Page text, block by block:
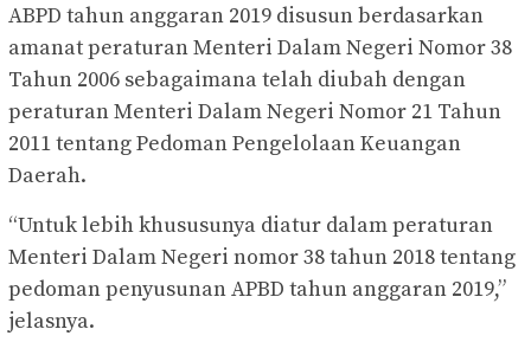
ABPD tahun anggaran 2019 disusun berdasarkan
amanat peraturan Menteri Dalam Negeri Nomor 38
Tahun 2006 sebagaimana telah diubah dengan
peraturan Menteri Dalam Negeri Nomor 21 Tahun
2011 tentang Pedoman Pengelolaan Keuangan
Daerah.
“Untuk lebih khususunya diatur dalam peraturan
Menteri Dalam Negeri nomor 38 tahun 2018 tentang
pedoman penyusunan APBD tahun anggaran 2019,”
jelasnya.